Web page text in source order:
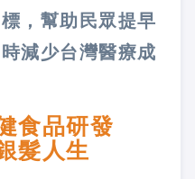
，幫助民眾提早
減少台灣醫療成
食品研發
髮人生